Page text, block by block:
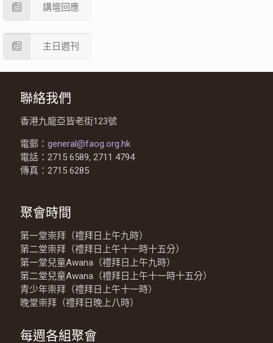
講壇回應
主日週刊
聯絡我們
香港九龍亞皆老街123號
電郵： general@faog.org.hk
電話：2715 6589, 2711 4794
傳真：2715 6285
聚會時間
第一堂崇拜（禮拜日上午九時）
第二堂崇拜（禮拜日上午十一時十五分）
第一堂兒童Awana（禮拜日上午九時）
第二堂兒童Awana（禮拜日上午十一時十五分）
青少年崇拜（禮拜日上午十一時）
晚堂崇拜（禮拜日晚上八時）
每週各組聚會